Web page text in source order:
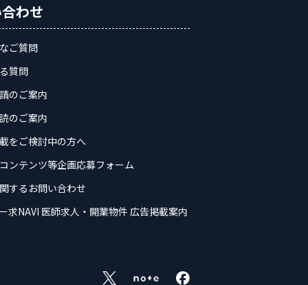
わせ
ご質問
質問
のご案内
のご案内
をご検討中の方へ
ンテンツ等企画応募フォーム
するお問い合わせ
求NAVI 医師求人・開業物件 広告掲載案内